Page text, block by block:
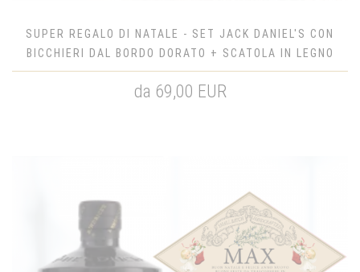
SUPER REGALO DI NATALE - SET JACK DANIEL'S CON
BICCHIERI DAL BORDO DORATO + SCATOLA IN LEGNO
da 69,00 EUR